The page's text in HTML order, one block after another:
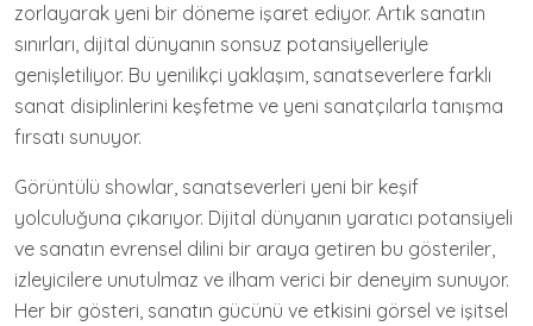
zorlayarak yeni bir döneme işaret ediyor. Artık sanatın
sınırları, dijital dünyanın sonsuz potansiyelleriyle
genişletiliyor. Bu yenilikçi yaklaşım, sanatseverlere farklı
sanat disiplinlerini keşfetme ve yeni sanatçılarla tanışma
fırsatı sunuyor.
Görüntülü showlar, sanatseverleri yeni bir keşif
yolculuğuna çıkarıyor. Dijital dünyanın yaratıcı potansiyeli
ve sanatın evrensel dilini bir araya getiren bu gösteriler,
izleyicilere unutulmaz ve ilham verici bir deneyim sunuyor.
Her bir gösteri, sanatın gücünü ve etkisini görsel ve işitsel